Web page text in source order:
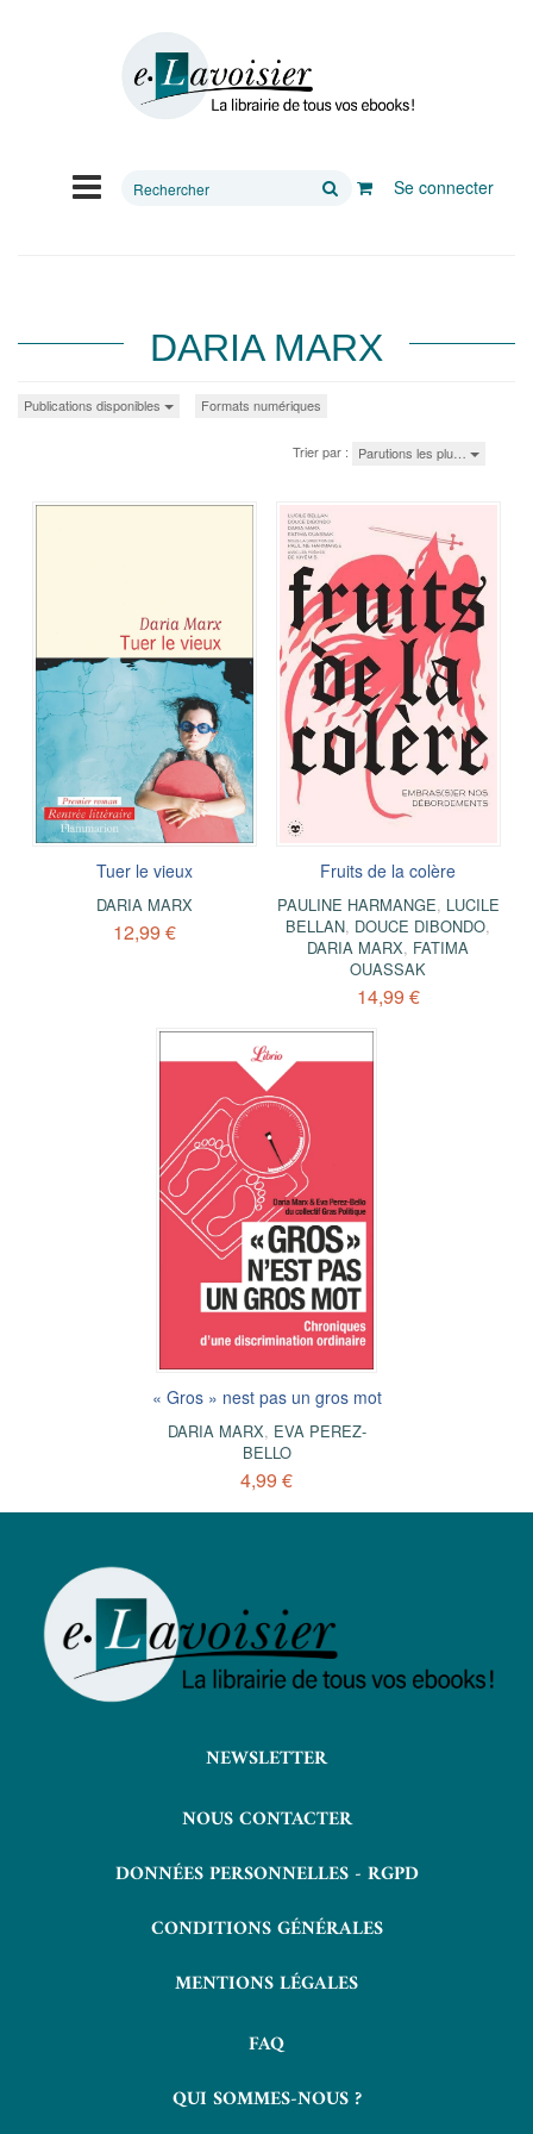
Rechercher
Se connecter
DARIA MARX
Publications disponibles Formats numériques
Trier par : Parutions les plu…
Tuer le vieux
DARIA MARX
12,99 €
Fruits de la colère
PAULINE HARMANGE, LUCILE
BELLAN, DOUCE DIBONDO,
DARIA MARX, FATIMA
OUASSAK
14,99 €
« Gros » nest pas un gros mot
DARIA MARX, EVA PEREZ-
BELLO
4,99 €
NEWSLETTER
NOUS CONTACTER
DONNÉES PERSONNELLES - RGPD
CONDITIONS GÉNÉRALES
MENTIONS LÉGALES
FAQ
QUI SOMMES-NOUS ?